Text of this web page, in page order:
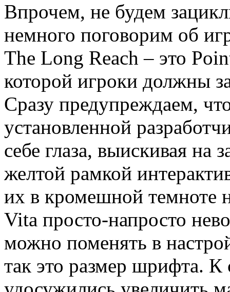
Впрочем, не будем
немного поговорим об
The Long Reach – это
которой игроки должны
Сразу предупреждаем,
установленной
себе глаза, выискивая на
желтой рамкой
их в кромешной темноте
Vita просто-напросто
можно поменять в
так это размер шрифта.